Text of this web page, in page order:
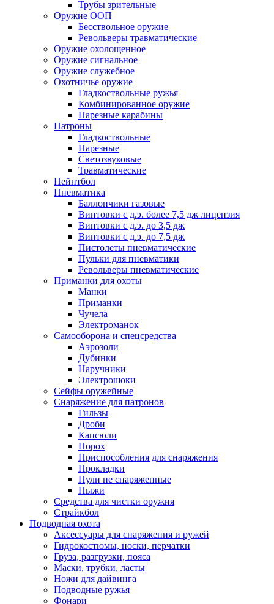
Трубы зрительные
Оружие ООП
Бесствольное оружие
Револьверы травматические
Оружие охолощенное
Оружие сигнальное
Оружие служебное
Охотничье оружие
Гладкоствольные ружья
Комбинированное оружие
Нарезные карабины
Патроны
Гладкоствольные
Нарезные
Светозвуковые
Травматические
Пейнтбол
Пневматика
Баллончики газовые
Винтовки с д.э. более 7,5 дж лицензия
Винтовки с д.э. до 3,5 дж
Винтовки с д.э. до 7,5 дж
Пистолеты пневматические
Пульки для пневматики
Револьверы пневматические
Приманки для охоты
Манки
Приманки
Чучела
Электроманок
Самооборона и спецсредства
Аэрозоли
Дубинки
Наручники
Электрошоки
Сейфы оружейные
Снаряжение для патронов
Гильзы
Дроби
Капсюли
Порох
Приспособления для снаряжения
Прокладки
Пули не снаряженные
Пыжи
Средства для чистки оружия
Страйкбол
Подводная охота
Аксессуары для снаряжения и ружей
Гидрокостюмы, носки, перчатки
Груза, разгрузки, пояса
Маски, трубки, ласты
Ножи для дайвинга
Подводные ружья
Фонари